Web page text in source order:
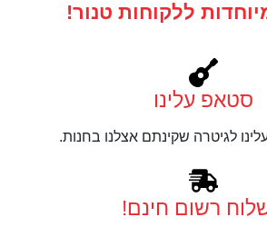
ללקוחות טנור!
סטאפ עלינו
לגיטרה שקינתם אצלנו בחנות.
רשום חינם!